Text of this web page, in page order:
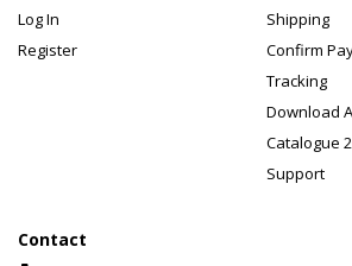
Log In
Register
Shipping
Confirm
Tracking
Download
Catalogue
Support
Contact